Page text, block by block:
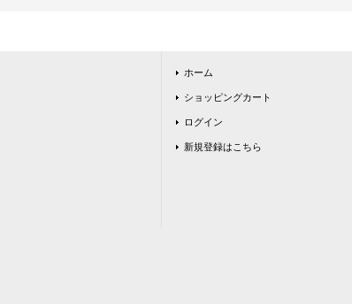
ホーム
ショッピングカート
ログイン
新規登録はこちら